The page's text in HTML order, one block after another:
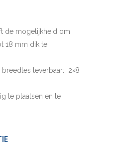
de mogelijkheid om
18 mm dik te
leverbaar: 2×8
te plaatsen en te